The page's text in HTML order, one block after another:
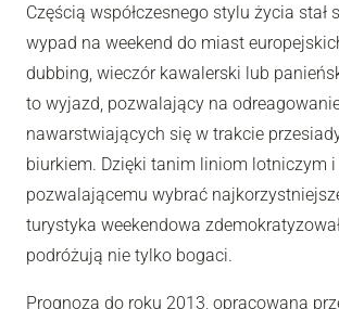
Częścią współczesnego stylu życia stał
wypad na weekend do miast
dubbing, wieczór kawalerski lub
to wyjazd, pozwalający na
nawarstwiających się w trakcie
biurkiem. Dzięki tanim liniom lotniczym
pozwalającemu wybrać
turystyka weekendowa
podróżują nie tylko bogaci.
Prognoza do roku 2013, opracowana